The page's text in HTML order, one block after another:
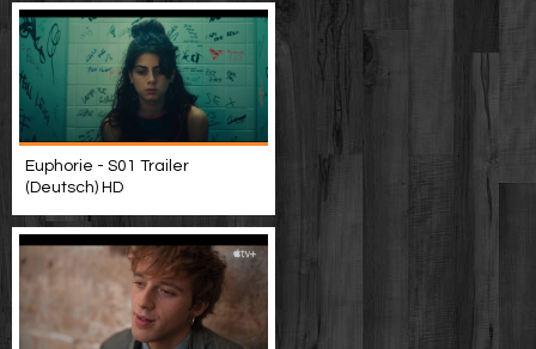
Euphorie - S01 Trailer
(Deutsch) HD